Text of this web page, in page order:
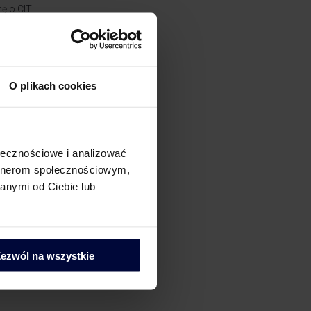
O plikach cookies
i analizować
społecznościowym,
od Ciebie lub
na wszystkie
o CIT
o zielonych podatkach